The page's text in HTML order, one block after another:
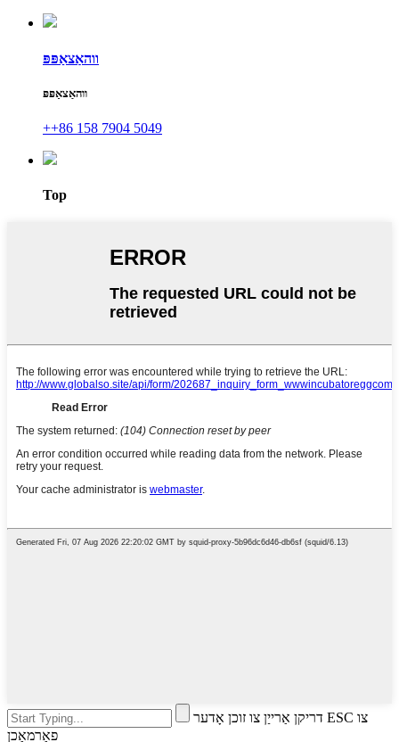
ווהאַצאַפּפּ
ווהאַצאַפּפּ
++86 158 7904 5049
Top
דריקן אַרייַן צו זוכן אָדער ESC צו
פאַרמאַכן